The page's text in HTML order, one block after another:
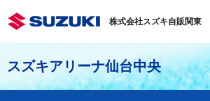
株式会社スズキ自販関東
スズキアリーナ仙台中央